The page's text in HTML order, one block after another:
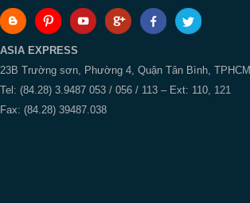
ASIA EXPRESS
23B Trường sơn, Phường 4, Quận Tân Bình, TPHCM
Tel: (84.28) 3.9487 053 / 056 / 113 – Ext: 110, 121
Fax: (84.28) 39487.038